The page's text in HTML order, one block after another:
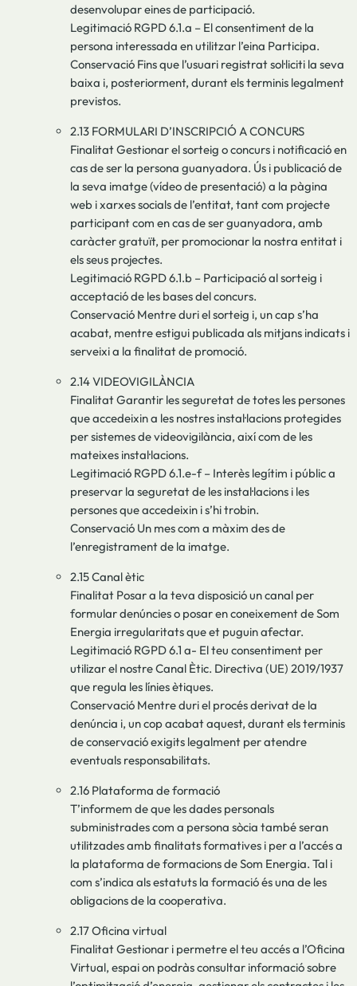
desenvolupar eines de participació.
Legitimació RGPD 6.1.a – El consentiment de la
persona interessada en utilitzar l’eina Participa.
Conservació Fins que l’usuari registrat sol·liciti la seva
baixa i, posteriorment, durant els terminis legalment
previstos.
2.13 FORMULARI D’INSCRIPCIÓ A CONCURS
Finalitat Gestionar el sorteig o concurs i notificació en
cas de ser la persona guanyadora. Ús i publicació de
la seva imatge (vídeo de presentació) a la pàgina
web i xarxes socials de l’entitat, tant com projecte
participant com en cas de ser guanyadora, amb
caràcter gratuït, per promocionar la nostra entitat i
els seus projectes.
Legitimació RGPD 6.1.b – Participació al sorteig i
acceptació de les bases del concurs.
Conservació Mentre duri el sorteig i, un cap s’ha
acabat, mentre estigui publicada als mitjans indicats i
serveixi a la finalitat de promoció.
2.14 VIDEOVIGILÀNCIA
Finalitat Garantir les seguretat de totes les persones
que accedeixin a les nostres instal·lacions protegides
per sistemes de videovigilància, així com de les
mateixes instal·lacions.
Legitimació RGPD 6.1.e-f – Interès legítim i públic a
preservar la seguretat de les instal·lacions i les
persones que accedeixin i s’hi trobin.
Conservació Un mes com a màxim des de
l’enregistrament de la imatge.
2.15 Canal ètic
Finalitat Posar a la teva disposició un canal per
formular denúncies o posar en coneixement de Som
Energia irregularitats que et puguin afectar.
Legitimació RGPD 6.1 a- El teu consentiment per
utilizar el nostre Canal Ètic. Directiva (UE) 2019/1937
que regula les línies ètiques.
Conservació Mentre duri el procés derivat de la
denúncia i, un cop acabat aquest, durant els terminis
de conservació exigits legalment per atendre
eventuals responsabilitats.
2.16 Plataforma de formació
T’informem de que les dades personals
subministrades com a persona sòcia també seran
utilitzades amb finalitats formatives i per a l’accés a
la plataforma de formacions de Som Energia. Tal i
com s’indica als estatuts la formació és una de les
obligacions de la cooperativa.
2.17 Oficina virtual
Finalitat Gestionar i permetre el teu accés a l’Oficina
Virtual, espai on podràs consultar informació sobre